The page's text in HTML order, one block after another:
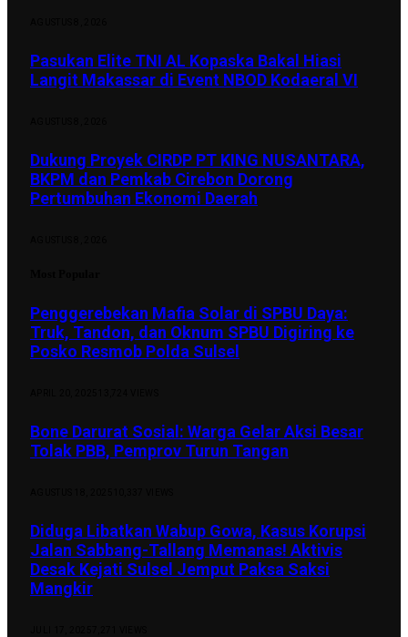
Pasukan Elite TNI AL Kopaska Bakal Hiasi
Langit Makassar di Event NBOD Kodaeral VI
Dukung Proyek CIRDP PT KING NUSANTARA,
BKPM dan Pemkab Cirebon Dorong
Pertumbuhan Ekonomi Daerah
Penggerebekan Mafia Solar di SPBU Daya:
Truk, Tandon, dan Oknum SPBU Digiring ke
Posko Resmob Polda Sulsel
Bone Darurat Sosial: Warga Gelar Aksi Besar
Tolak PBB, Pemprov Turun Tangan
Diduga Libatkan Wabup Gowa, Kasus Korupsi
Jalan Sabbang-Tallang Memanas! Aktivis
Desak Kejati Sulsel Jemput Paksa Saksi
Mangkir